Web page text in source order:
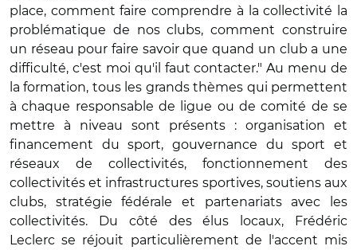
place, comment faire comprendre à la collectivité la
problématique de nos clubs, comment construire
un réseau pour faire savoir que quand un club a une
difficulté, c'est moi qu'il faut contacter." Au menu de
la formation, tous les grands thèmes qui permettent
à chaque responsable de ligue ou de comité de se
mettre à niveau sont présents : organisation et
financement du sport, gouvernance du sport et
réseaux de collectivités, fonctionnement des
collectivités et infrastructures sportives, soutiens aux
clubs, stratégie fédérale et partenariats avec les
collectivités. Du côté des élus locaux, Frédéric
Leclerc se réjouit particulièrement de l'accent mis